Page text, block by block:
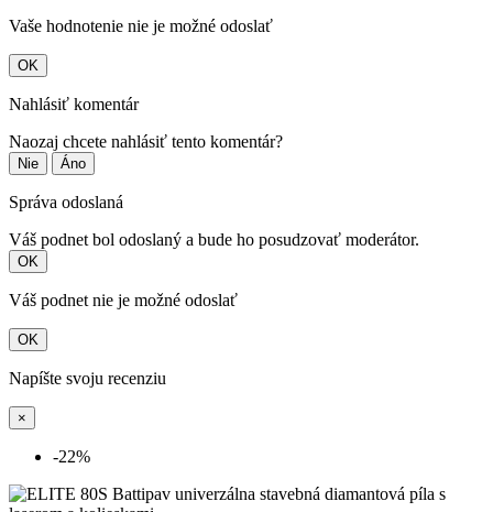
Vaše hodnotenie nie je možné odoslať
OK
Nahlásiť komentár
Naozaj chcete nahlásiť tento komentár?
Nie Áno
Správa odoslaná
Váš podnet bol odoslaný a bude ho posudzovať moderátor.
OK
Váš podnet nie je možné odoslať
OK
Napíšte svoju recenziu
×
-22%